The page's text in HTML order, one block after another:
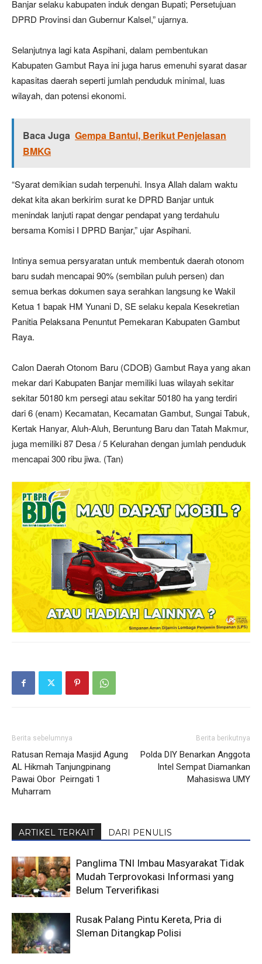
Banjar selaku kabupaten induk dengan Bupati; Persetujuan
DPRD Provinsi dan Gubernur Kalsel,” ujarnya.
Selanjutnya lagi kata Aspihani, dalam pembentukan
Kabupaten Gambut Raya ini juga harus emenuhi syarat dasar
kapasitas daerah seperti jumlah penduduk minimal, luas
wilayah, dan potensi ekonomi.
Baca Juga Gempa Bantul, Berikut Penjelasan
BMKG
“Syarat demikian sudah terpenuhi. Insya Allah dalam waktu
dekat kita akan berkirim surat ke DPRD Banjar untuk
menindak lanjuti rapat dengar pendapat yang terdahulu
bersama Komisi I DPRD Banjar,” ujar Aspihani.
Intinya semua persyaratan untuk membentuk daerah otonom
baru sudah mencapai 90% (sembilan puluh persen) dan
semua berkas dokumen saya serahkan langsung ke Wakil
Ketua 1 bapak HM Yunani D, SE selaku kepala Kesekretian
Panitia Pelaksana Penuntut Pemekaran Kabupaten Gambut
Raya.
Calon Daerah Otonom Baru (CDOB) Gambut Raya yang akan
mekar dari Kabupaten Banjar memiliki luas wilayah sekitar
sekitar 50180 km persegi atau sekitar 50180 ha yang terdiri
dari 6 (enam) Kecamatan, Kecamatan Gambut, Sungai Tabuk,
Kertak Hanyar, Aluh-Aluh, Beruntung Baru dan Tatah Makmur,
juga memiliki 87 Desa / 5 Kelurahan dengan jumlah penduduk
mencapai 300 ribu jiwa. (Tan)
Berita sebelumnya
Ratusan Remaja Masjid Agung
AL Hikmah Tanjungpinang
Pawai Obor Peirngati 1
Muharram
Berita berikutnya
Polda DIY Benarkan Anggota
Intel Sempat Diamankan
Mahasiswa UMY
ARTIKEL TERKAIT DARI PENULIS
Panglima TNI Imbau Masyarakat Tidak
Mudah Terprovokasi Informasi yang
Belum Terverifikasi
Rusak Palang Pintu Kereta, Pria di
Sleman Ditangkap Polisi